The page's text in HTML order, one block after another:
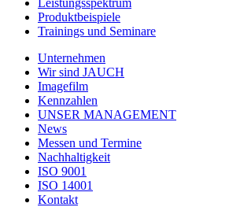
Leistungsspektrum
Produktbeispiele
Trainings und Seminare
Unternehmen
Wir sind JAUCH
Imagefilm
Kennzahlen
UNSER MANAGEMENT
News
Messen und Termine
Nachhaltigkeit
ISO 9001
ISO 14001
Kontakt